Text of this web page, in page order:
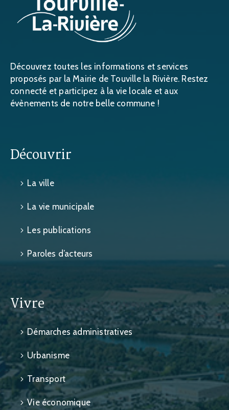
Découvrez toutes les informations et services
proposés par la Mairie de Touville la Rivière. Restez
connecté et participez à la vie locale et aux
évènements de notre belle commune !
Découvrir
La ville
La vie municipale
Les publications
Paroles d’acteurs
Vivre
Démarches administratives
Urbanisme
Transport
Vie économique